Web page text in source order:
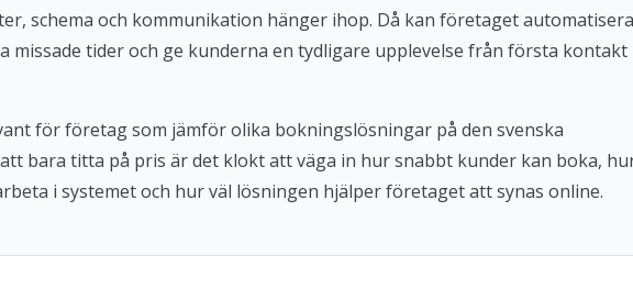
schema och kommunikation hänger ihop. Då kan företaget automatisera
missade tider och ge kunderna en tydligare upplevelse från första kontakt
för företag som jämför olika bokningslösningar på den svenska
bara titta på pris är det klokt att väga in hur snabbt kunder kan boka,
i systemet och hur väl lösningen hjälper företaget att synas online.